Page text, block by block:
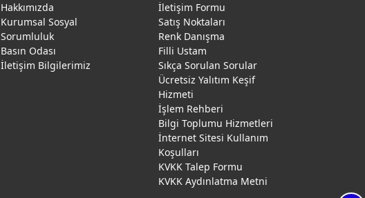
Hakkımızda
Kurumsal Sosyal
Sorumluluk
Basın Odası
İletişim Bilgilerimiz
İletişim Formu
Satış Noktaları
Renk Danışma
Filli Ustam
Sıkça Sorulan Sorular
Ücretsiz Yalıtım Keşif
Hizmeti
İşlem Rehberi
Bilgi Toplumu Hizmetleri
İnternet Sitesi Kullanım
Koşulları
KVKK Talep Formu
KVKK Aydınlatma Metni